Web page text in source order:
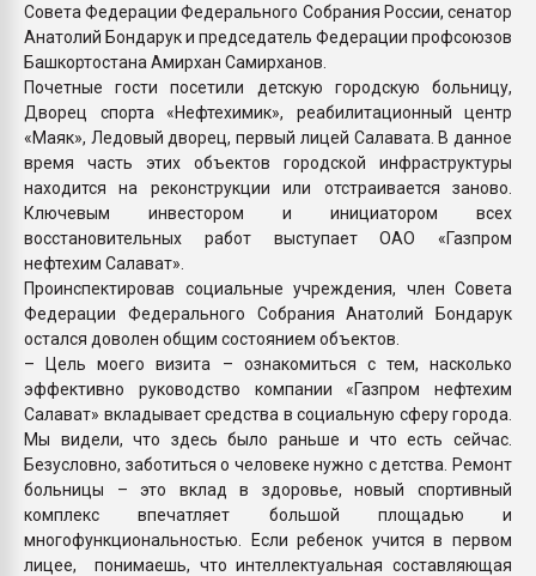
Совета Федерации Федерального Собрания России, сенатор
Анатолий Бондарук и председатель Федерации профсоюзов
Башкортостана Амирхан Самирханов.
Почетные гости посетили детскую городскую больницу,
Дворец спорта «Нефтехимик», реабилитационный центр
«Маяк», Ледовый дворец, первый лицей Салавата. В данное
время часть этих объектов городской инфраструктуры
находится на реконструкции или отстраивается заново.
Ключевым инвестором и инициатором всех
восстановительных работ выступает ОАО «Газпром
нефтехим Салават».
Проинспектировав социальные учреждения, член Совета
Федерации Федерального Собрания Анатолий Бондарук
остался доволен общим состоянием объектов.
– Цель моего визита – ознакомиться с тем, насколько
эффективно руководство компании «Газпром нефтехим
Салават» вкладывает средства в социальную сферу города.
Мы видели, что здесь было раньше и что есть сейчас.
Безусловно, заботиться о человеке нужно с детства. Ремонт
больницы – это вклад в здоровье, новый спортивный
комплекс впечатляет большой площадью и
многофункциональностью. Если ребенок учится в первом
лицее, понимаешь, что интеллектуальная составляющая